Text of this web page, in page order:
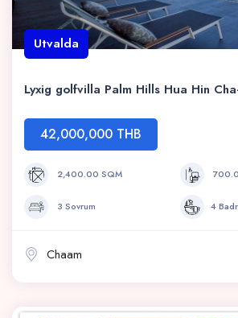
Utvalda
Lyxig golfvilla Palm Hills Hua Hin
42,000,000 THB
2,400.00 SQM
3 Sovrum 4
Chaam